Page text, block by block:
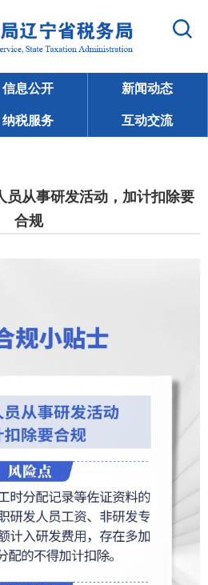
信息公开 新闻动态
纳税服务 互动交流
员从事研发活动，加计扣除要
合规